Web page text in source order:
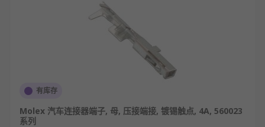
有库存
Molex 汽车连接器端子, 母, 压接端接, 镀锡触点, 4A, 560023
系列